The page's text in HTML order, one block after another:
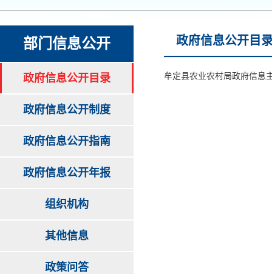
部门信息公开
政府信息公开目录
政府信息公开制度
政府信息公开指南
政府信息公开年报
组织机构
其他信息
政策问答
政府信息公开目
牟定县农业农村局政府信息